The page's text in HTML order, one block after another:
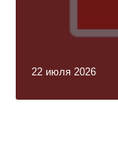
22 июля 2026